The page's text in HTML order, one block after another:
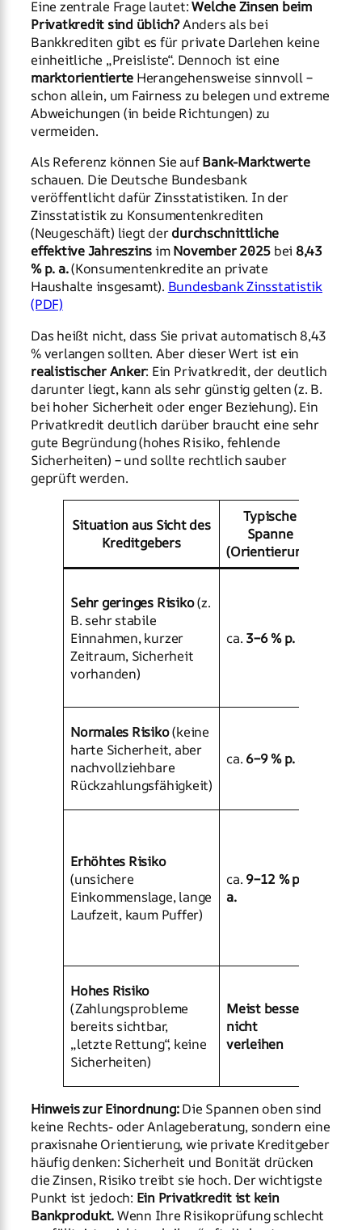
Eine zentrale Frage lautet:Welche Zinsen beim
Privatkredit sind üblich?Anders als bei
Bankkrediten gibt es für private Darlehen keine
einheitliche „Preisliste“. Dennoch ist eine
marktorientierte Herangehensweise sinnvoll –
schon allein, um Fairness zu belegen und extreme
Abweichungen (in beide Richtungen) zu
vermeiden.
Als Referenz können Sie aufBank-Marktwerte
schauen. Die Deutsche Bundesbank
veröffentlicht dafür Zinsstatistiken. In der
Zinsstatistik zu Konsumentenkrediten
(Neugeschäft) liegt derdurchschnittliche
effektive JahreszinsimNovember 2025 bei 8,43
% p. a.(Konsumentenkredite an private
Haushalte insgesamt). Bundesbank Zinsstatistik
(PDF)
Das heißt nicht, dass Sie privat automatisch 8,43
% verlangen sollten. Aber dieser Wert ist ein
realistischer Anker: Ein Privatkredit, der deutlich
darunter liegt, kann als sehr günstig gelten (z. B.
bei hoher Sicherheit oder enger Beziehung). Ein
Privatkredit deutlich darüber braucht eine sehr
gute Begründung (hohes Risiko, fehlende
Sicherheiten) – und sollte rechtlich sauber
geprüft werden.
Situation aus Sicht des
Kreditgebers
Typische
Spanne
(Orientierung)
Sehr geringes Risiko(z.
B. sehr stabile
Einnahmen, kurzer
Zeitraum, Sicherheit
vorhanden)
ca. 3–6 % p. a.
Normales Risiko(keine
harte Sicherheit, aber
nachvollziehbare
Rückzahlungsfähigkeit)
ca. 6–9 % p. a.
Erhöhtes Risiko
(unsichere
Einkommenslage, lange
Laufzeit, kaum Puffer)
ca. 9–12 % p.
a.
Hohes Risiko
(Zahlungsprobleme
bereits sichtbar,
„letzte Rettung“, keine
Sicherheiten)
Meist besser:
nicht
verleihen
Hinweis zur Einordnung:Die Spannen oben sind
keine Rechts- oder Anlageberatung, sondern eine
praxisnahe Orientierung, wie private Kreditgeber
häufig denken: Sicherheit und Bonität drücken
die Zinsen, Risiko treibt sie hoch. Der wichtigste
Punkt ist jedoch: Ein Privatkredit ist kein
Bankprodukt.Wenn Ihre Risikoprüfung schlecht